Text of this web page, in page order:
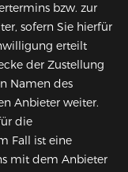
bzw. zur
sofern Sie hierfür
erteilt
der Zustellung
Namen des
Anbieter weiter.
die
Fall ist eine
mit dem Anbieter